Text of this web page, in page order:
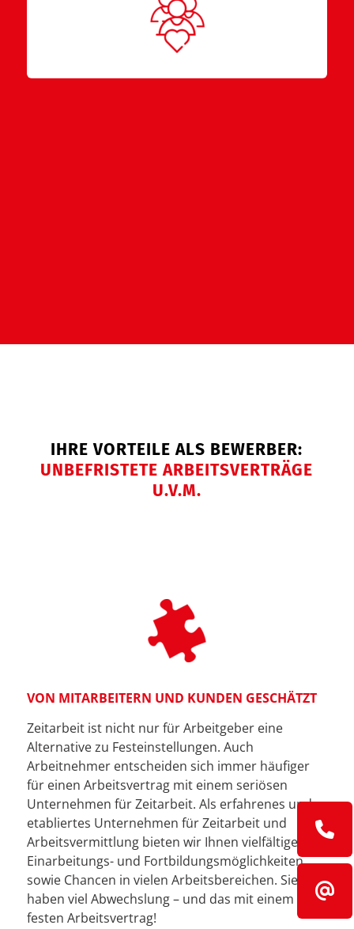
IHRE VORTEILE ALS BEWERBER:
UNBEFRISTETE ARBEITSVERTRÄGE
U.V.M.
VON MITARBEITERN UND KUNDEN GESCHÄTZT
Zeitarbeit ist nicht nur für Arbeitgeber eine
Alternative zu Festeinstellungen. Auch
Arbeitnehmer entscheiden sich immer häufiger
für einen Arbeitsvertrag mit einem seriösen
Unternehmen für Zeitarbeit. Als erfahrenes und
etabliertes Unternehmen für Zeitarbeit und
Arbeitsvermittlung bieten wir Ihnen vielfältige
Einarbeitungs- und Fortbildungsmöglichkeiten
sowie Chancen in vielen Arbeitsbereichen. Sie
haben viel Abwechslung – und das mit einem
festen Arbeitsvertrag!